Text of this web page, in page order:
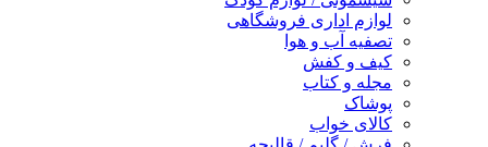
لوازم اداری فروشگاهی
تصفیه آب و هوا
کیف و کفش
مجله و کتاب
پوشاک
کالای خواب